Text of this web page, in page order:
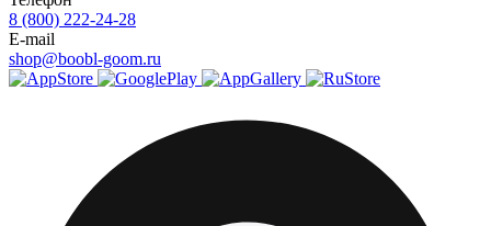
8 (800) 222-24-28
E-mail
shop@boobl-goom.ru